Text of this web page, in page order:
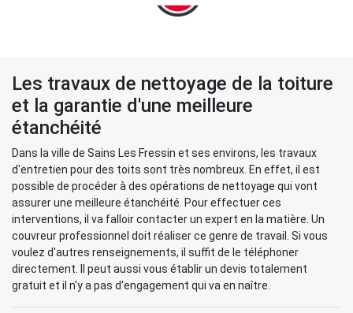
Les travaux de nettoyage de la toiture
et la garantie d'une meilleure
étanchéité
Dans la ville de Sains Les Fressin et ses environs, les travaux
d'entretien pour des toits sont très nombreux. En effet, il est
possible de procéder à des opérations de nettoyage qui vont
assurer une meilleure étanchéité. Pour effectuer ces
interventions, il va falloir contacter un expert en la matière. Un
couvreur professionnel doit réaliser ce genre de travail. Si vous
voulez d'autres renseignements, il suffit de le téléphoner
directement. Il peut aussi vous établir un devis totalement
gratuit et il n'y a pas d'engagement qui va en naître.